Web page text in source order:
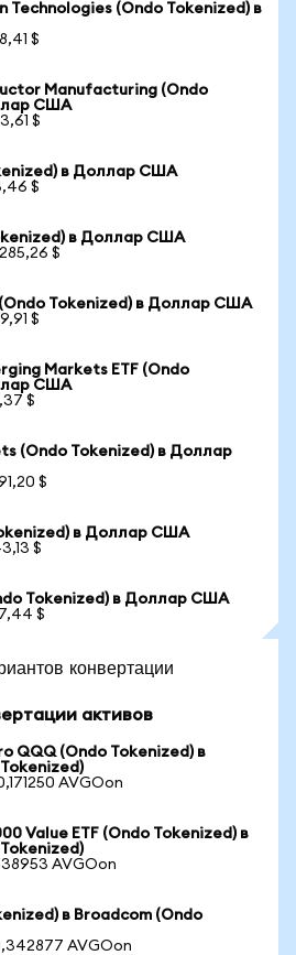
Technologies (Ondo Tokenized) в
$
Manufacturing (Ondo
США
$
в Доллар США
$
в Доллар США
$
Tokenized) в Доллар США
$
Markets ETF (Ondo
США
$
(Ondo Tokenized) в Доллар
$
в Доллар США
$
Tokenized) в Доллар США
$
конвертации
активов
QQQ (Ondo Tokenized) в
AVGOon
Value ETF (Ondo Tokenized) в
AVGOon
в Broadcom (Ondo
AVGOon